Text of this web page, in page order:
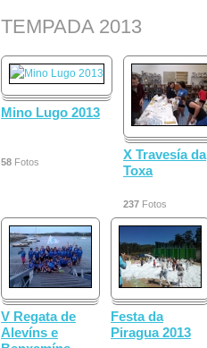
TEMPADA 2013
Mino Lugo 2013
58 Fotos
X Travesía da
Toxa
237 Fotos
V Regata de
Alevíns e
Festa da
Piragua 2013